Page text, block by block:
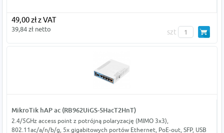
49,00 zł z VAT
39,84 zł netto szt
MikroTik hAP ac (RB962UiGS-5HacT2HnT)
2.4/5GHz access point z potrójną polaryzację (MIMO 3x3),
802.11ac/a/n/b/g, 5x gigabitowych portów Ethernet, PoE-out, SFP, USB